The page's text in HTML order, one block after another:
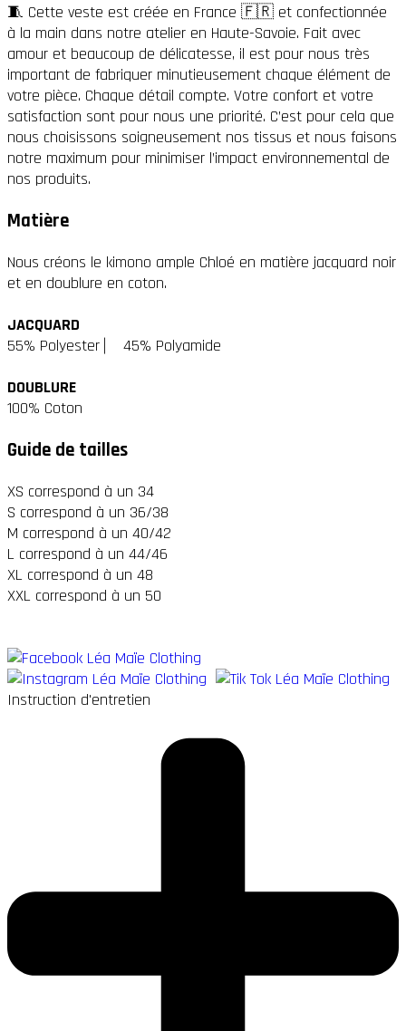
🧵 Cette veste est créée en France 🇫🇷 et confectionnée
à la main dans notre atelier en Haute-Savoie. Fait avec
amour et beaucoup de délicatesse, il est pour nous très
important de fabriquer minutieusement chaque élément de
votre pièce. Chaque détail compte. Votre confort et votre
satisfaction sont pour nous une priorité. C’est pour cela que
nous choisissons soigneusement nos tissus et nous faisons
notre maximum pour minimiser l’impact environnemental de
nos produits.
Matière
Nous créons le kimono ample Chloé en matière jacquard noir
et en doublure en coton.
JACQUARD
55% Polyester ⎸ 45% Polyamide
DOUBLURE
100% Coton
Guide de tailles
XS correspond à un 34
S correspond à un 36/38
M correspond à un 40/42
L correspond à un 44/46
XL correspond à un 48
XXL correspond à un 50
Instruction d'entretien